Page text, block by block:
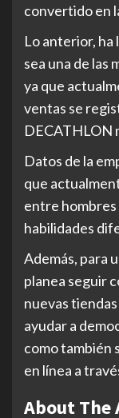
convertido en
Lo anterior, ha
sea una de las
ya que
ventas se
DECATHLON
Datos de la
que
entre hombres
habilidades
Además, para
planea seguir
nuevas
ayudar a
como también
en línea a
About The